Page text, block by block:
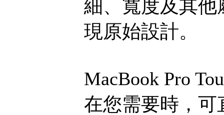
細、寬度及其
現原始設計。
MacBook Pro
在您需要時，可